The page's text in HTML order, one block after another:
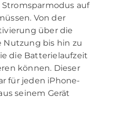
Stromsparmodus auf
Von der
über die
Nutzung bis hin zu
die Batterielaufzeit
können. Dieser
für jeden iPhone-
seinem Gerät